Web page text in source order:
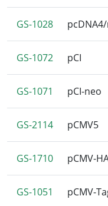
GS-1028
GS-1072 pCI
GS-1071 pCI-neo
GS-2114 pCMV5
GS-1710 pCMV-
GS-1051 pCMV-